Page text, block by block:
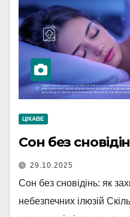
ЦІКАВЕ
Сон без
29.10.2025
Сон без сновідінь: як
небезпечних ілюзій